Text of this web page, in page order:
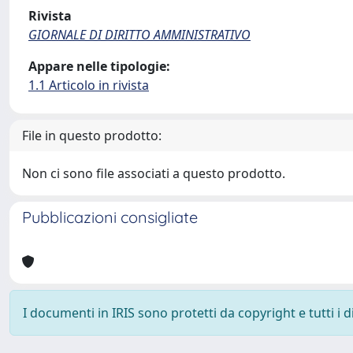
Rivista
GIORNALE DI DIRITTO AMMINISTRATIVO
Appare nelle tipologie:
1.1 Articolo in rivista
File in questo prodotto:
Non ci sono file associati a questo prodotto.
Pubblicazioni consigliate
I documenti in IRIS sono protetti da copyright e tutti i